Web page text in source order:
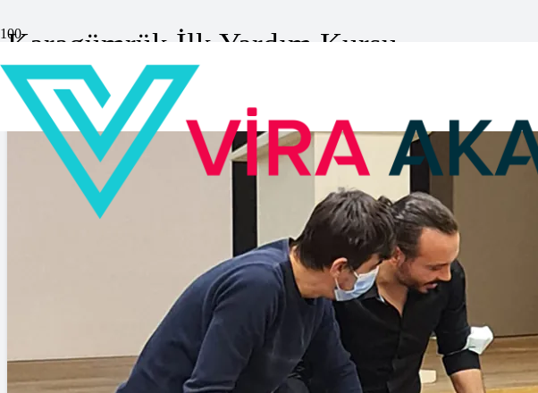
Karagümrük İlk Yardım Kursu
Anasayfa»Karagümrük İlk Yardım Kursu